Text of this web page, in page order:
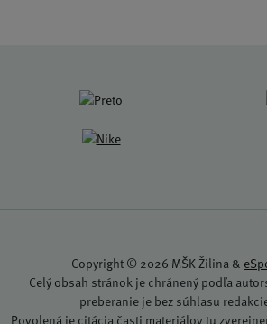
Copyright © 2026 MŠK Žilina &
Celý obsah stránok je chránený podľa
preberanie je bez súhlasu
Povolená je citácia časti materiálov tu